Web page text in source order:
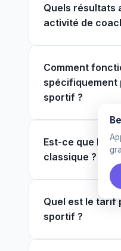
Quels résultats
activité de
Comment
spécifiquement
sportif ?
Est-ce que le
classique ?
Quel est le tarif
sportif ?